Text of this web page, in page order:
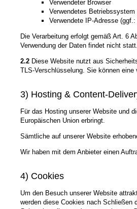
Verwendeter Browser
Verwendetes Betriebssystem
Verwendete IP-Adresse
Die Verarbeitung erfolgt gemäß Art. 6
Verwendung der Daten findet nicht
2.2 Diese Website nutzt aus
TLS-Verschlüsselung. Sie können eine
3) Hosting & Content-
Für das Hosting unserer Website und
Europäischen Union erbringt.
Sämtliche auf unserer Website
Wir haben mit dem Anbieter einen
4) Cookies
Um den Besuch unserer Website
werden diese Cookies nach Schließen